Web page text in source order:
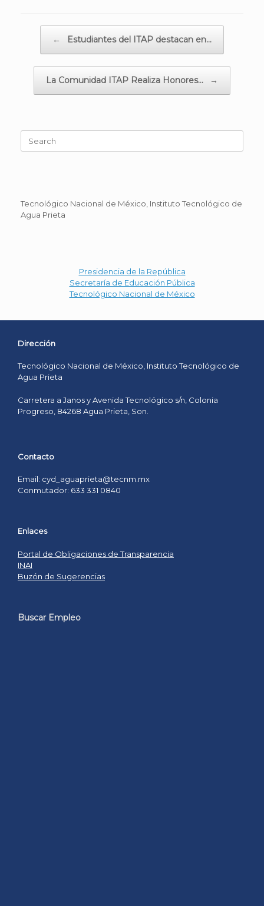
← Estudiantes del ITAP destacan en…
La Comunidad ITAP Realiza Honores… →
for:
Tecnológico Nacional de México, Instituto Tecnológico de
Agua Prieta
Presidencia de la República
Secretaría de Educación Pública
Tecnológico Nacional de México
Dirección
Tecnológico Nacional de México, Instituto Tecnológico de
Agua Prieta
Carretera a Janos y Avenida Tecnológico s/n, Colonia
Progreso, 84268 Agua Prieta, Son.
Contacto
Email: cyd_aguaprieta@tecnm.mx
Conmutador: 633 331 0840
Enlaces
Portal de Obligaciones de Transparencia
INAI
Buzón de Sugerencias
Buscar Empleo